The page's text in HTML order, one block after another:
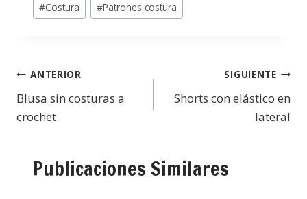
#Costura #Patrones costura
ANTERIOR
Blusa sin costuras a
crochet
SIGUIENTE
Shorts con elástico en
lateral
Publicaciones Similares